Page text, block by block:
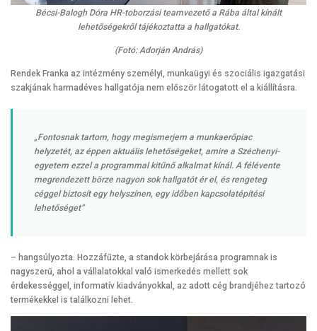
Bécsi-Balogh Dóra HR-toborzási teamvezető a Rába által kínált
lehetőségekről tájékoztatta a hallgatókat.
(Fotó: Adorján András)
Rendek Franka az intézmény személyi, munkaügyi és szociális igazgatási
szakjának harmadéves hallgatója nem először látogatott el a kiállításra.
„Fontosnak tartom, hogy megismerjem a munkaerőpiac
helyzetét, az éppen aktuális lehetőségeket, amire a Széchenyi-
egyetem ezzel a programmal kitűnő alkalmat kínál. A félévente
megrendezett börze nagyon sok hallgatót ér el, és rengeteg
céggel biztosít egy helyszínen, egy időben kapcsolatépítési
lehetőséget”
– hangsúlyozta. Hozzáfűzte, a standok körbejárása programnak is
nagyszerű, ahol a vállalatokkal való ismerkedés mellett sok
érdekességgel, informatív kiadványokkal, az adott cég brandjéhez tartozó
termékekkel is találkozni lehet.